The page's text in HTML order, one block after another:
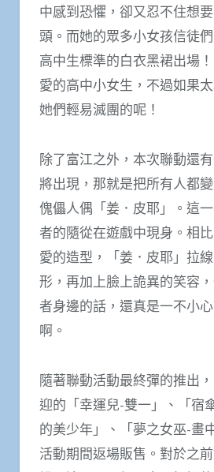
中感到恐懼，卻又忍不住想
頭。而她的眾多小女孩信徒
高中生標準的白衣黑裙出場
愛的高中小女生，不過如果
她們輕易滅團的呢！
除了富江之外，本次聯動還
將出現，那就是把所有人都
傀儡人偶「姜．皮耶」。這
者的隨從在遊戲中現身。相
愛的造型，「姜．皮耶」拉
形，再加上臉上詭異的笑容
者身邊的話，還真是一不小
啊。
隨著聯動活動最終彈的推出
迎的「幸運兒-雙一」、「宿
的美少年」、「夢之女巫-畫
活動期間返場販售。對於之